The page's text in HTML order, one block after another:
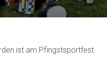
ist am Pfingstsportfest